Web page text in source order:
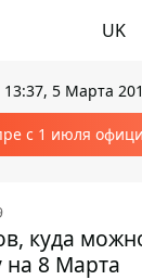
UK
13:37, 5 Марта
с 1 июля
куда
8 Марта